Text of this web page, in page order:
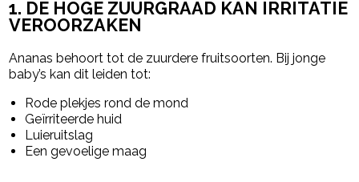
1. DE HOGE ZUURGRAAD KAN IRRITATIE
VEROORZAKEN
Ananas behoort tot de zuurdere fruitsoorten. Bij jonge
baby’s kan dit leiden tot:
Rode plekjes rond de mond
Geïrriteerde huid
Luieruitslag
Een gevoelige maag